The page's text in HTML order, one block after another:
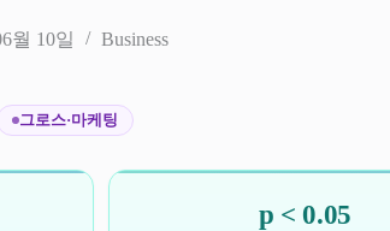
월 10일 Business
그로스·마케팅
p < 0.05